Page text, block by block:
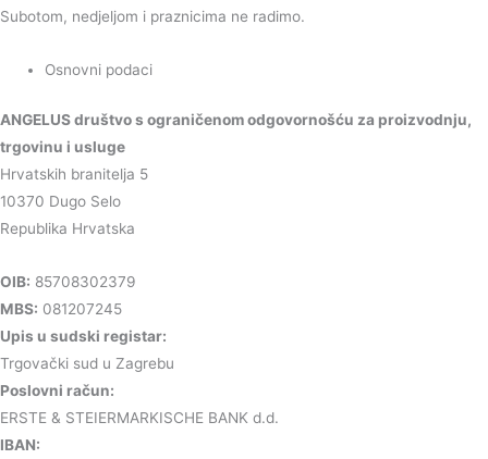
Subotom, nedjeljom i praznicima ne radimo.
Osnovni podaci
ANGELUS društvo s ograničenom odgovornošću za proizvodnju,
trgovinu i usluge
Hrvatskih branitelja 5
10370 Dugo Selo
Republika Hrvatska
OIB: 85708302379
MBS: 081207245
Upis u sudski registar:
Trgovački sud u Zagrebu
Poslovni račun:
ERSTE & STEIERMARKISCHE BANK d.d.
IBAN: